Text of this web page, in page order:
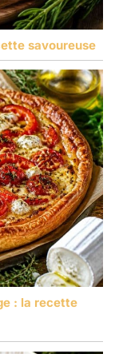
savoureuse
: la recette